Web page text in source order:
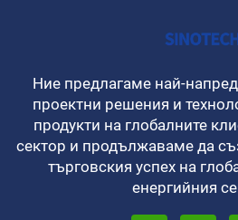
Ние предлагаме най-
проектни решения и
продукти на глобалните
сектор и продължаваме да
търговския успех на
енергийния